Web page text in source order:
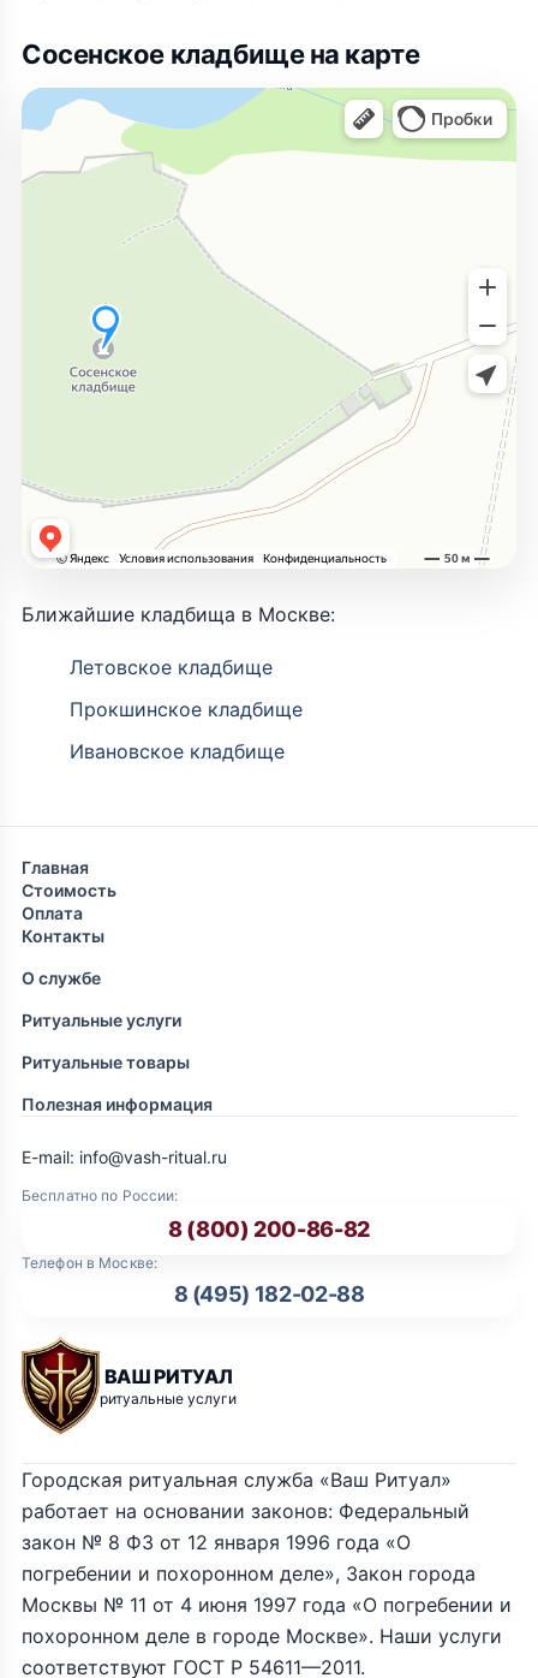
Сосенское кладбище на карте
Ближайшие кладбища в Москве:
Летовское кладбище
Прокшинское кладбище
Ивановское кладбище
Главная
Стоимость
Оплата
Контакты
О службе
Ритуальные услуги
Ритуальные товары
Полезная информация
ВАШ РИТУАЛ
ритуальные услуги
Бесплатно по России:
8 (800) 200-86-82
Телефон в Москве:
8 (495) 182-02-88
E-mail: info@vash-ritual.ru
Городская ритуальная служба «Ваш Ритуал»
работает на основании законов: Федеральный
закон № 8 ФЗ от 12 января 1996 года «О
погребении и похоронном деле», Закон города
Москвы № 11 от 4 июня 1997 года «О погребении и
похоронном деле в городе Москве». Наши услуги
соответствуют ГОСТ Р 54611—2011.